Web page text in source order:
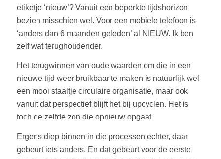
etiketje ‘nieuw’? Vanuit een beperkte tijdshorizon
bezien misschien wel. Voor een mobiele telefoon is
‘anders dan 6 maanden geleden’ al NIEUW. Ik ben
zelf wat terughoudender.
Het terugwinnen van oude waarden om die in een
nieuwe tijd weer bruikbaar te maken is natuurlijk wel
een mooi staaltje circulaire organisatie, maar ook
vanuit dat perspectief blijft het bij upcyclen. Het is
toch de zelfde zon die opnieuw opgaat.
Ergens diep binnen in die processen echter, daar
gebeurt iets anders. En dat gebeurt voor de eerste